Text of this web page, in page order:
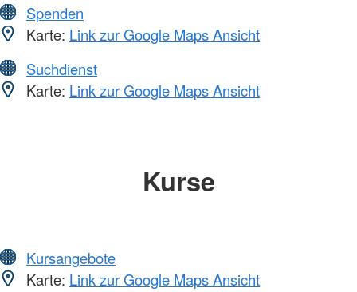
Spenden
Karte: Link zur Google Maps Ansicht
Suchdienst
Karte: Link zur Google Maps Ansicht
Kurse
Kursangebote
Karte: Link zur Google Maps Ansicht